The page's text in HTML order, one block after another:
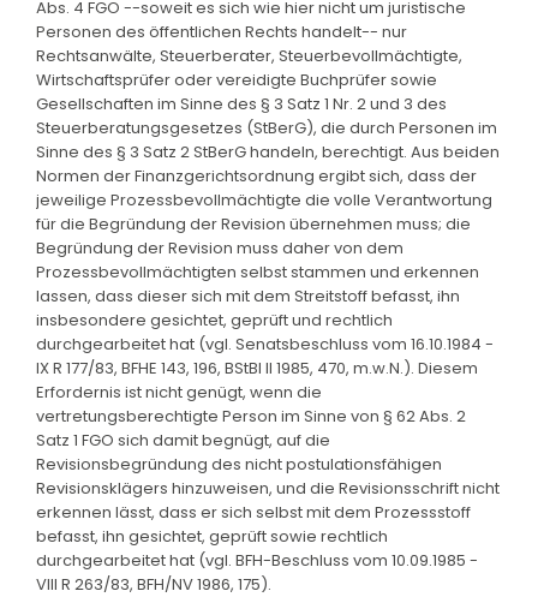
Abs. 4 FGO --soweit es sich wie hier nicht um juristische
Personen des öffentlichen Rechts handelt-- nur
Rechtsanwälte, Steuerberater, Steuerbevollmächtigte,
Wirtschaftsprüfer oder vereidigte Buchprüfer sowie
Gesellschaften im Sinne des § 3 Satz 1 Nr. 2 und 3 des
Steuerberatungsgesetzes (StBerG), die durch Personen im
Sinne des § 3 Satz 2 StBerG handeln, berechtigt. Aus beiden
Normen der Finanzgerichtsordnung ergibt sich, dass der
jeweilige Prozessbevollmächtigte die volle Verantwortung
für die Begründung der Revision übernehmen muss; die
Begründung der Revision muss daher von dem
Prozessbevollmächtigten selbst stammen und erkennen
lassen, dass dieser sich mit dem Streitstoff befasst, ihn
insbesondere gesichtet, geprüft und rechtlich
durchgearbeitet hat (vgl. Senatsbeschluss vom 16.10.1984 -
IX R 177/83, BFHE 143, 196, BStBl II 1985, 470, m.w.N.). Diesem
Erfordernis ist nicht genügt, wenn die
vertretungsberechtigte Person im Sinne von § 62 Abs. 2
Satz 1 FGO sich damit begnügt, auf die
Revisionsbegründung des nicht postulationsfähigen
Revisionsklägers hinzuweisen, und die Revisionsschrift nicht
erkennen lässt, dass er sich selbst mit dem Prozessstoff
befasst, ihn gesichtet, geprüft sowie rechtlich
durchgearbeitet hat (vgl. BFH-Beschluss vom 10.09.1985 -
VIII R 263/83, BFH/NV 1986, 175).